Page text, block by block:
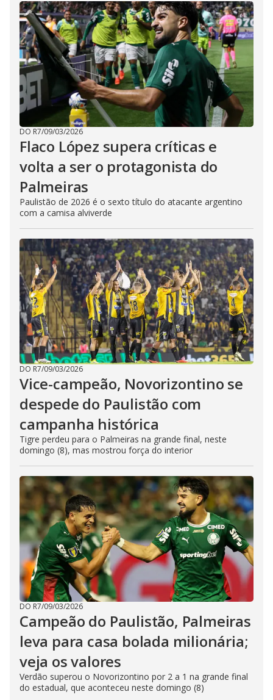
DO R7/09/03/2026
Flaco López supera críticas e
volta a ser o protagonista do
Palmeiras
Paulistão de 2026 é o sexto título do atacante argentino
com a camisa alviverde
DO R7/09/03/2026
Vice-campeão, Novorizontino se
despede do Paulistão com
campanha histórica
Tigre perdeu para o Palmeiras na grande final, neste
domingo (8), mas mostrou força do interior
DO R7/09/03/2026
Campeão do Paulistão, Palmeiras
leva para casa bolada milionária;
veja os valores
Verdão superou o Novorizontino por 2 a 1 na grande final
do estadual, que aconteceu neste domingo (8)